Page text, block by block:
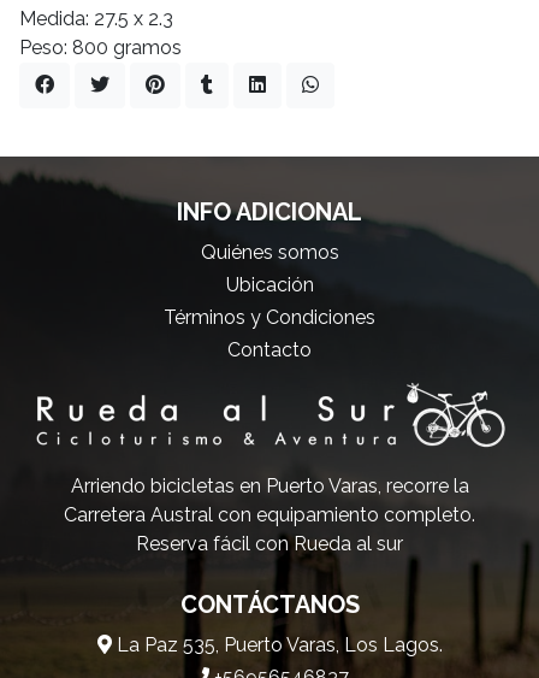
Medida: 27.5 x 2.3
Peso: 800 gramos
INFO ADICIONAL
Quiénes somos
Ubicación
Términos y Condiciones
Contacto
Arriendo bicicletas en Puerto Varas, recorre la
Carretera Austral con equipamiento completo.
Reserva fácil con Rueda al sur
CONTÁCTANOS
La Paz 535, Puerto Varas, Los Lagos.